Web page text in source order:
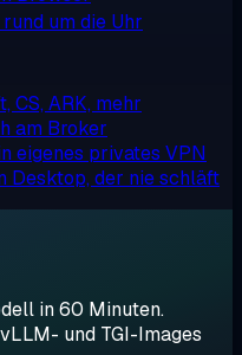
um die Uhr
CS, ARK, mehr
am Broker
eigenes privates VPN
Desktop, der nie schläft
in 60 Minuten.
und TGI-Images